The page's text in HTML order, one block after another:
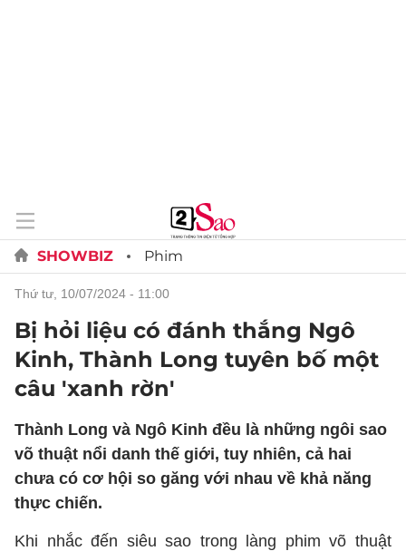
SHOWBIZ Phim
thứ tư, 10/07/2024 - 11:00
Bị hỏi liệu có đánh thắng Ngô
Kinh, Thành Long tuyên bố một
câu 'xanh rờn'
Thành Long và Ngô Kinh đều là những ngôi sao
võ thuật nổi danh thế giới, tuy nhiên, cả hai
chưa có cơ hội so găng với nhau về khả năng
thực chiến.
Khi nhắc đến siêu sao trong làng phim võ thuật